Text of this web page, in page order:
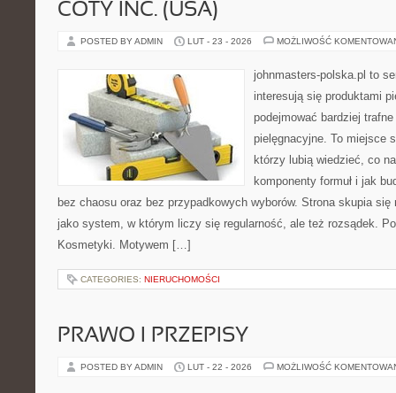
COTY INC. (USA)
POSTED BY ADMIN LUT - 23 - 2026 MOŻLIWOŚĆ
johnmasters-polska.pl to
interesują się produktami
podejmować bardziej
pielęgnacyjne. To miejsce
którzy lubią wiedzieć, co
komponenty formuł i jak
bez chaosu oraz bez przypadkowych wyborów. Strona skupia się
jako system, w którym liczy się regularność, ale też rozsądek.
Kosmetyki. Motywem […]
CATEGORIES: NIERUCHOMOŚCI
PRAWO I PRZEPISY
POSTED BY ADMIN LUT - 22 - 2026 MOŻLIWOŚĆ